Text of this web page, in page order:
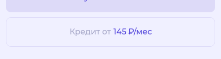
Кредит от 145 ₽/мес